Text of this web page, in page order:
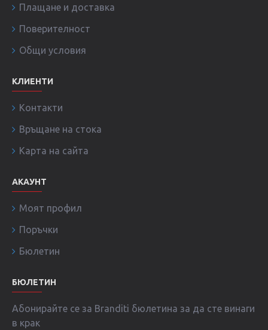
Плащане и доставка
Поверителност
Общи условия
КЛИЕНТИ
Контакти
Връщане на стока
Карта на сайта
АКАУНТ
Моят профил
Поръчки
Бюлетин
БЮЛЕТИН
Абонирайте се за Branditi бюлетина за да сте винаги
в крак